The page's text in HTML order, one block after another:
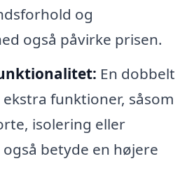
og
også påvirke prisen.
En dobbelt
funktioner, såsom
isolering eller
betyde en højere